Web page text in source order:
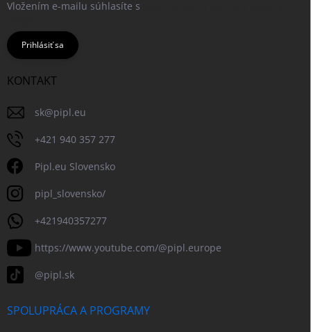
Vložením e-mailu súhlasíte s
Prihlásiť sa
KONTAKT
sk@pipl.eu
+421 940 357 277
Pipl.eu Slovensko
pipl_slovensko/
+421940357277
https://www.youtube.com/@pipl.europe
@pipl.sk
SPOLUPRÁCA A PROGRAMY